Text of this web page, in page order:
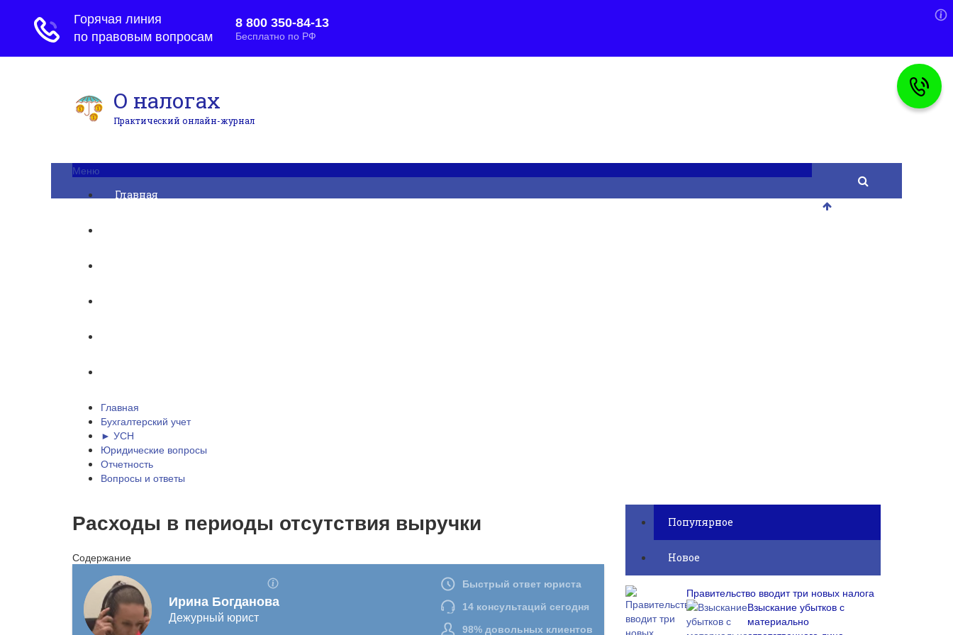
О налогах
Практический онлайн-журнал
Меню
Главная
Главная
Бухгалтерский учет
► УСН
Юридические вопросы
Отчетность
Вопросы и ответы
Расходы в периоды отсутствия выручки
Содержание
Популярное
Новое
Правительство вводит три новых налога
Взыскание убытков с
материально